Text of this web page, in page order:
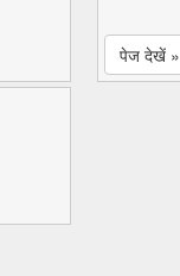
पेज देखें »